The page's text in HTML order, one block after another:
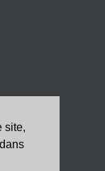
site,